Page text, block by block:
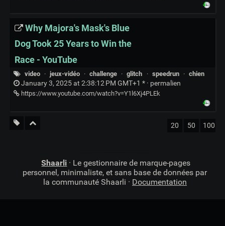
Why Majora's Mask's Blue
Dog Took 25 Years to Win the
Race - YouTube
video · jeux-vidéo · challenge · glitch · speedrun · chien
January 3, 2025 at 2:38:12 PM GMT+1 * · permalien
https://www.youtube.com/watch?v=Y1l6Xj4PLEk
20 50 100
Shaarli · Le gestionnaire de marque-pages
personnel, minimaliste, et sans base de données par
la communauté Shaarli · Documentation